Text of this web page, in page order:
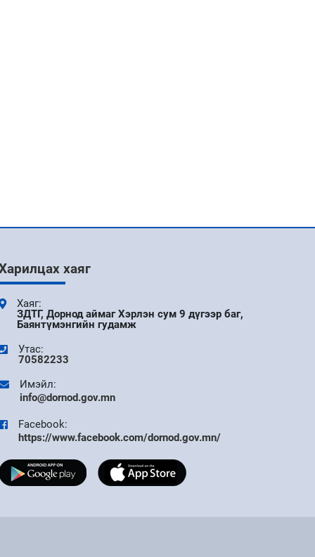
АЙМГИЙН ЗАСАГ ДАРГЫН ЗАХИРАМЖ 11
УДИРДАХ АЖИЛТНЫ ШУУРХАЙ
9 сар
ДОРНОД АЙМАГТ БҮХ НИЙТИЙН ЦАХИМ
УР ЧАДВАРЫГ ДЭЭШЛҮҮЛЭХ V ШАТНЫ
АЯНЫ НЭЭЛТ БОЛЛОО
хаяг
Хаяг:
ЗДТГ, Дорнод аймаг Хэрлэн сум 9 дүгээр баг,
Баянтүмэнгийн гудамж
Утас:
70582233
Имэйл:
info@dornod.gov.mn
Facebook:
https://www.facebook.com/dornod.gov.mn/